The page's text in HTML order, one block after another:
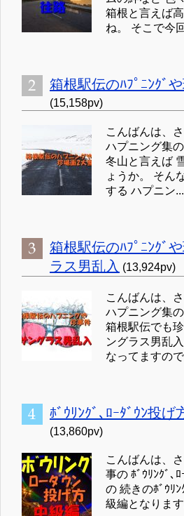
箱根と言えば
ね。 そこで今
箱根駅伝のﾊﾌﾟﾆﾝｸﾞ
(15,158pv)
こんばんは、
ハプニング集
冬山と言えば
ょうか。 そん
する ハプニン...
箱根駅伝のﾊﾌﾟﾆﾝｸﾞ
ラス男乱入 (13,924pv)
こんばんは、
ハプニング集
箱根駅伝でも
ングラス男乱
なってますの
ﾎﾞｳﾘﾝｸﾞ､ﾛｰﾀﾞｳﾝ投げ
(13,860pv)
こんばんは、
事の ﾎﾞｳﾘﾝｸﾞ､
の 続きのﾎﾞｳﾘﾝ
級編となりま